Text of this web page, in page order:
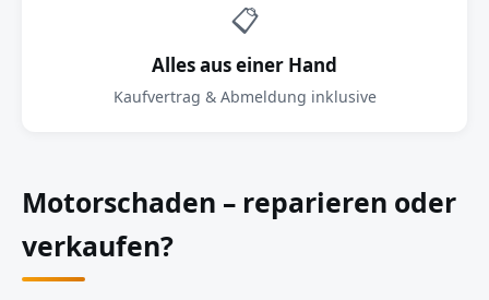
📋
Alles aus einer Hand
Kaufvertrag & Abmeldung inklusive
Motorschaden – reparieren oder
verkaufen?